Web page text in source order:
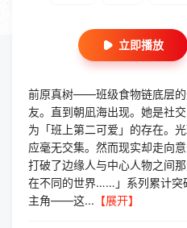
立即播放
前原真树——班级食物链底层的
友。直到朝凪海出现。她是社
为「班上第二可爱」的存在。
应毫无交集。然而现实却走向
打破了边缘人与中心人物之间
在不同的世界……」系列累计突
主角——这... 【展开】